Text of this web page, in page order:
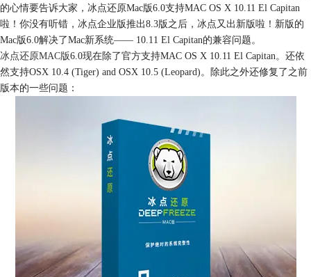
的心情要告诉大家，冰点还原Mac版6.0支持MAC OS X 10.11 El Capitan
啦！你没有听错，冰点企业版推出8.3版之后，冰点又出新版啦！新版的
Mac版6.0解决了Mac新系统—— 10.11 El Capitan的兼容问题。
冰点还原MAC版6.0现在除了官方支持MAC OS X 10.11 El Capitan。还依
然支持OSX 10.4 (Tiger) and OSX 10.5 (Leopard)。除此之外还修复了之前
版本的一些问题：